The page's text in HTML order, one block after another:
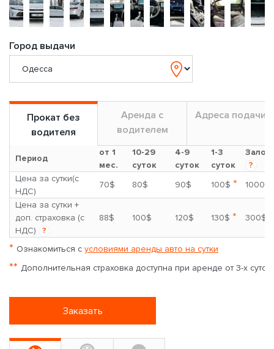
Город выдачи
Прокат без
водителя
Аренда с
водителем
Адреса подачи
Период
от 1
мес.
10-29
суток
4-9
суток
1-3
суток
Залог
?
Цена за сутки(с
НДС)
70$ 80$ 90$ 100$ *
1000$
Цена за сутки +
доп. страховка (с
НДС)
?
88$ 100$ 120$ 130$ * 300$
* Ознакомиться с условиями аренды авто на сутки
** Дополнительная страховка доступна при аренде от 3-х суток
Заказать